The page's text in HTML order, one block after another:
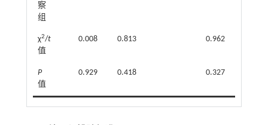
察
组
χ2/t
值
0.008 0.813 0.962
P
值
0.929 0.418 0.327